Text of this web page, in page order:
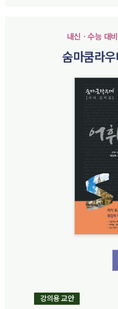
내신ㆍ수능 대
숨마쿰라
강의용 교안